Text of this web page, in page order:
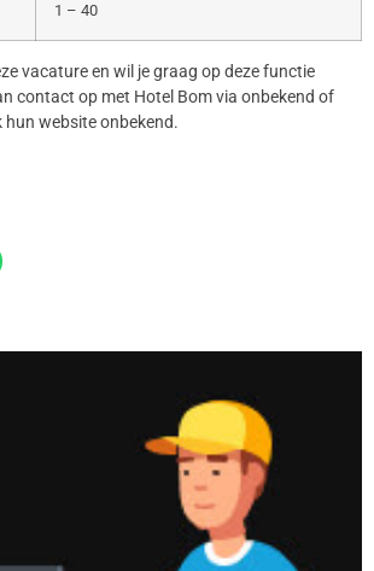
1 – 40
vacature en wil je graag op deze functie
contact op met Hotel Bom via onbekend of
hun website onbekend.